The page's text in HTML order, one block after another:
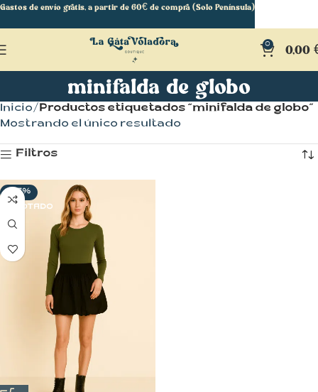
0 0,00
minifalda de globo
Inicio
Productos etiquetados “minifalda de globo”
Mostrando el único resultado
Filtros
-27%
AGOTADO
Gastos de envío gratis, a partir de 60€ de compra (Solo Península)